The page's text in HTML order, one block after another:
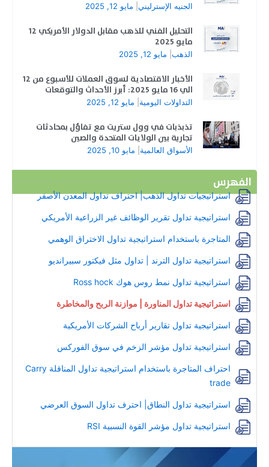
الجنيه الإسترليني مايو 12, 2025
التحليل الفني للذهب مقابل الدولار الأمريكي 12
مايو 2025
الذهب مايو 12, 2025
الأخبار الاقتصادية لسوق العملات للأسبوع من 12
الي 16 مايو 2025: أبرز الأحداث والتوقعات
التداولات اليومية مايو 12, 2025
تذبذبات في وول ستريت مع تفاؤل بمحادثات
تجارية بين الولايات المتحدة والصين
الأسواق العالمية مايو 10, 2025
الفهرس
استراتيجيات تداول الذهب| احتراف تداول المعدن الأصفر
استراتيجية تداول تقرير الوظائف غير الزراعية الأمريكي
المتاجرة باستخدام استراتيجية تداول الاختراق الوهمي
استراتيجية تداول الترند | تداول مثل فيكتور سبيرانديو
استراتيجية تداول نمط روس هوك Ross hock
استراتيجية تداول المناورة | موازنة الربح والمخاطرة
استراتيجية تداول تقارير أرباح الشركات الأمريكية
استراتيجية تداول مؤشر الزخم في سوق الفوركس
احتراف المتاجرة باستخدام استراتيجية تداول المناقلة Carry
trade
استراتيجية تداول النطاق| احترف تداول السوق العرضي
استراتيجية تداول مؤشر القوة النسبية RSI